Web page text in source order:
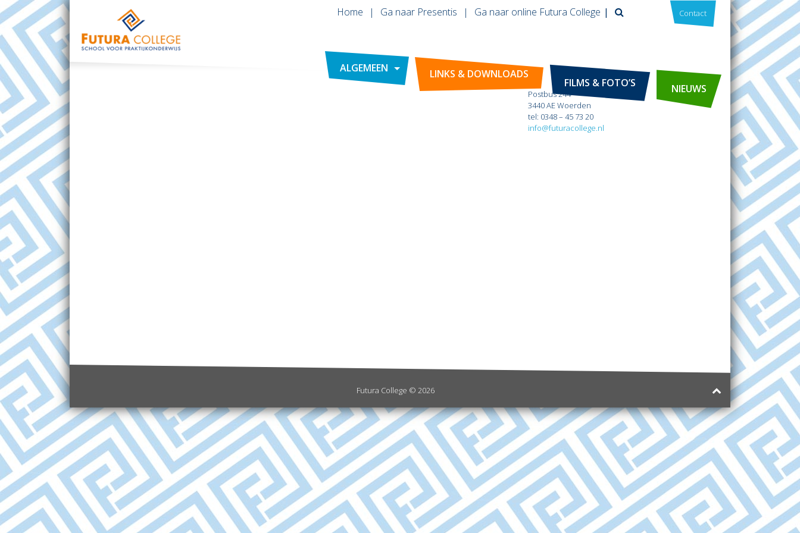
Contact
Home Ga naar Presentis Ga naar online Futura College
ALGEMEEN LINKS & DOWNLOADS
FILMS & FOTO’S NIEUWS
Futura College
Postbus 244
3440 AE Woerden
tel: 0348 – 45 73 20
info@futuracollege.nl
Futura College © 2026